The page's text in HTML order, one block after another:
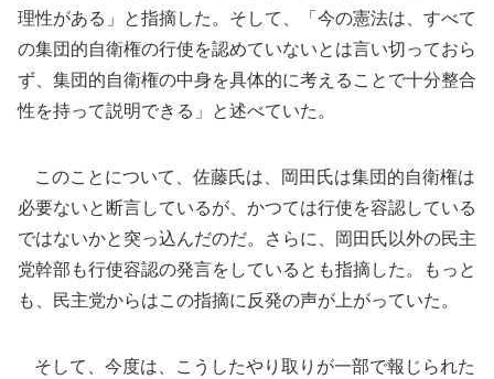
理性がある」と指摘した。そして、「今の憲法は、すべて
の集団的自衛権の行使を認めていないとは言い切っておら
ず、集団的自衛権の中身を具体的に考えることで十分整合
性を持って説明できる」と述べていた。
このことについて、佐藤氏は、岡田氏は集団的自衛権は
必要ないと断言しているが、かつては行使を容認している
ではないかと突っ込んだのだ。さらに、岡田氏以外の民主
党幹部も行使容認の発言をしているとも指摘した。もっと
も、民主党からはこの指摘に反発の声が上がっていた。
そして、今度は、こうしたやり取りが一部で報じられた